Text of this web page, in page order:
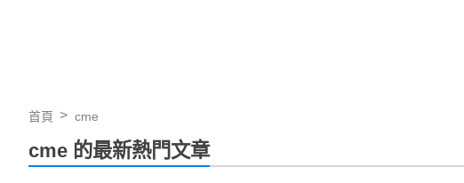
首頁 cme
cme 的最新熱門文章